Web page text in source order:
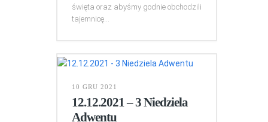
święta oraz abyśmy godnie obchodzili
tajemnicę...
10 GRU 2021
12.12.2021 – 3 Niedziela
Adwentu